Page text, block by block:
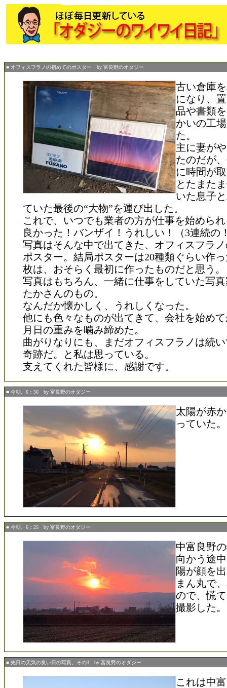
■ オフィスフラノの初めてのポスター by 富良野のオダジー
古い倉庫
になり、
品や書類
かいの工
た。
主に妻が
たのだが
に時間が
とたまた
いた息子
ていた最後の“大物”を運び出した。
これで、いつでも業者の方が仕事を始めら
良かった！バンザイ！うれしい！（3連続の
写真はそんな中で出てきた、オフィスフラ
ポスター。結局ポスターは20種類ぐらい作
枚は、おそらく最初に作ったものだと思う。
写真はもちろん、一緒に仕事をしていた写
たかさんのもの。
なんだか懐かしく、うれしくなった。
他にも色々なものが出てきて、会社を始め
月日の重みを噛み締めた。
曲がりなりにも、まだオフィスフラノは続
奇跡だ。と私は思っている。
支えてくれた皆様に、感謝です。
■ 今朝。6：56 by 富良野のオダジー
太陽が赤
っていた。
■ 今朝。6：25 by 富良野のオダジー
中富良野
向かう途
陽が顔を
まん丸で
ので、慌
撮影した。
■ 先日の天気の良い日の写真。その3 by 富良野のオダジー
これは中